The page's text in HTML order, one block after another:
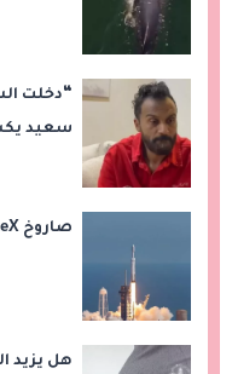
“دخلت
صاروخ SpaceX يصطدم بالقمر
هل يزيد